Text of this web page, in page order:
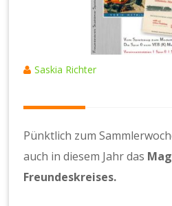
Saskia Richter
Pünktlich zum
auch in diesem Jahr das
Freundeskreises.